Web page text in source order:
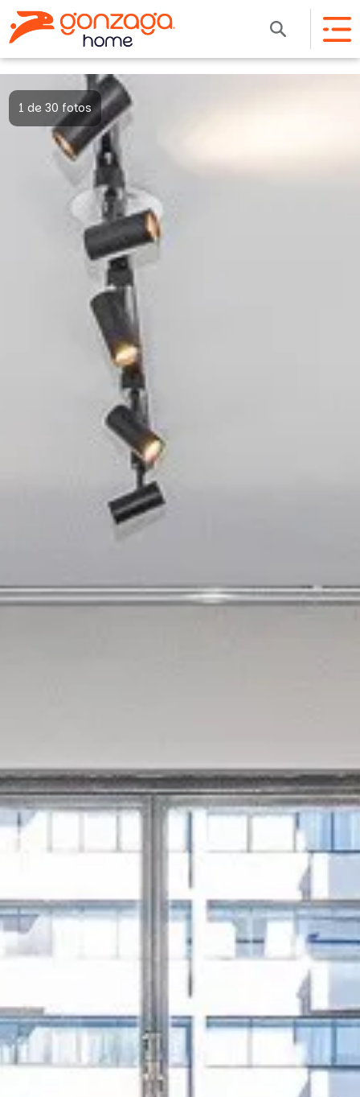
1 de 30 fotos